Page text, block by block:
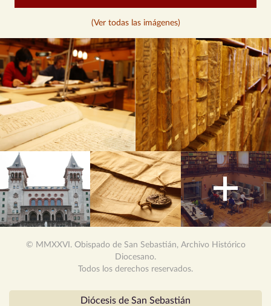
(Ver todas las imágenes)
© MMXXVI. Obispado de San Sebastián, Archivo Histórico
Diocesano.
Todos los derechos reservados.
Diócesis de San Sebastián